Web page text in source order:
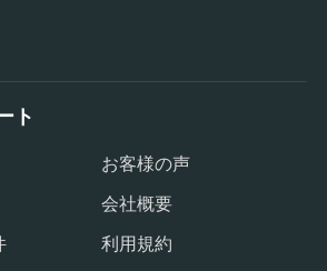
ト
お客様の声
会社概要
利用規約